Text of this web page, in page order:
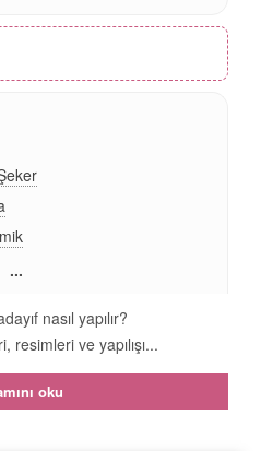
...
nasıl yapılır?
resimleri ve yapılışı...
oku